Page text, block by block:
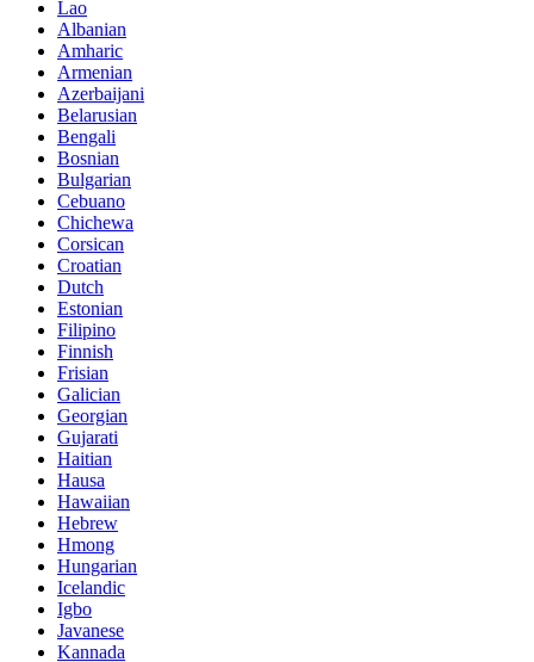
Lao
Albanian
Amharic
Armenian
Azerbaijani
Belarusian
Bengali
Bosnian
Bulgarian
Cebuano
Chichewa
Corsican
Croatian
Dutch
Estonian
Filipino
Finnish
Frisian
Galician
Georgian
Gujarati
Haitian
Hausa
Hawaiian
Hebrew
Hmong
Hungarian
Icelandic
Igbo
Javanese
Kannada